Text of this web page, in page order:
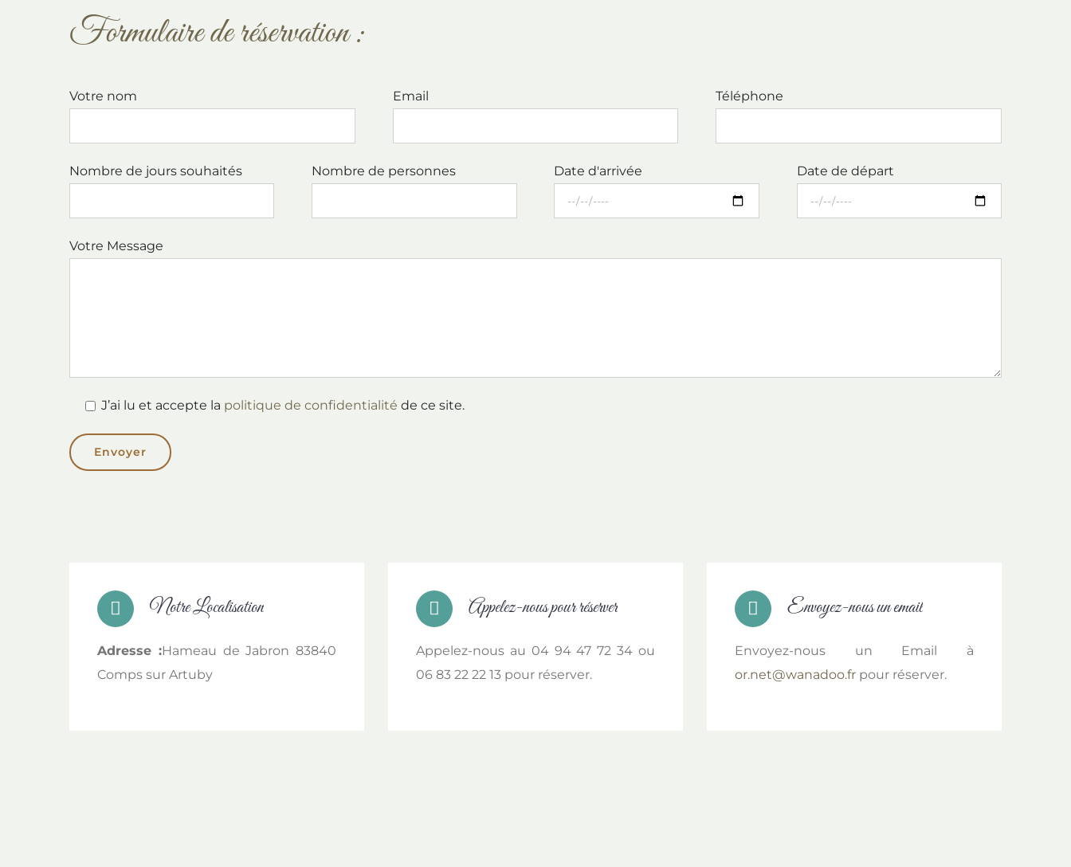
Formulaire de réservation :
Votre nom Email Téléphone
Nombre de jours souhaités Nombre de personnes Date d'arrivée Date de départ
Votre Message
J’ai lu et accepte la politique de confidentialité de ce site.
Notre Localisation
Adresse :Hameau de Jabron 83840
Comps sur Artuby
Appelez-nous pour réserver
Appelez-nous au 04 94 47 72 34 ou
06 83 22 22 13 pour réserver.
Envoyez-nous un email
Envoyez-nous un Email à
or.net@wanadoo.fr pour réserver.